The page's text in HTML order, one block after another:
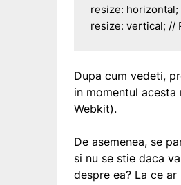
resize:
resize: vertical; //
Dupa cum vedeti,
in momentul
Webkit).
De asemenea, se
si nu se stie daca
despre ea? La ce